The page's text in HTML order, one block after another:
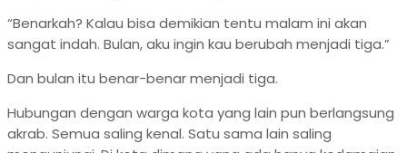
“Benarkah? Kalau bisa demikian tentu malam ini akan
sangat indah. Bulan, aku ingin kau berubah menjadi tiga.”
Dan bulan itu benar-benar menjadi tiga.
Hubungan dengan warga kota yang lain pun berlangsung
akrab. Semua saling kenal. Satu sama lain saling